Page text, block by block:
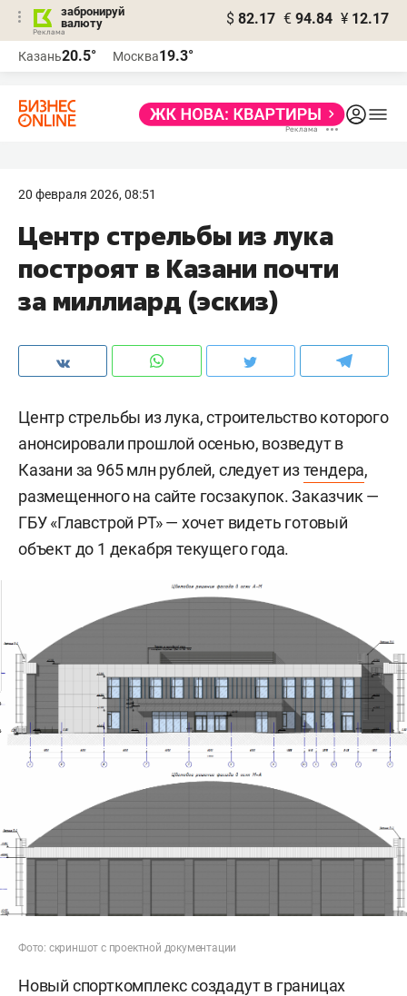
забронируй
валюту
$ 82.17 € 94.84 ¥ 12.17
Казань20.5° Москва19.3°
20 февраля 2026, 08:51
Центр стрельбы из лука
построят в Казани почти
за миллиард (эскиз)
Центр стрельбы из лука, строительство которого
анонсировали прошлой осенью, возведут в
Казани за 965 млн рублей, следует изтендера,
размещенного на сайте госзакупок. Заказчик —
ГБУ «Главстрой РТ» — хочет видеть готовый
объект до 1 декабря текущего года.
Фото: скриншот с проектной документации
Новый спорткомплекс создадут в границах